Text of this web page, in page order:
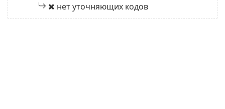
нет уточняющих кодов